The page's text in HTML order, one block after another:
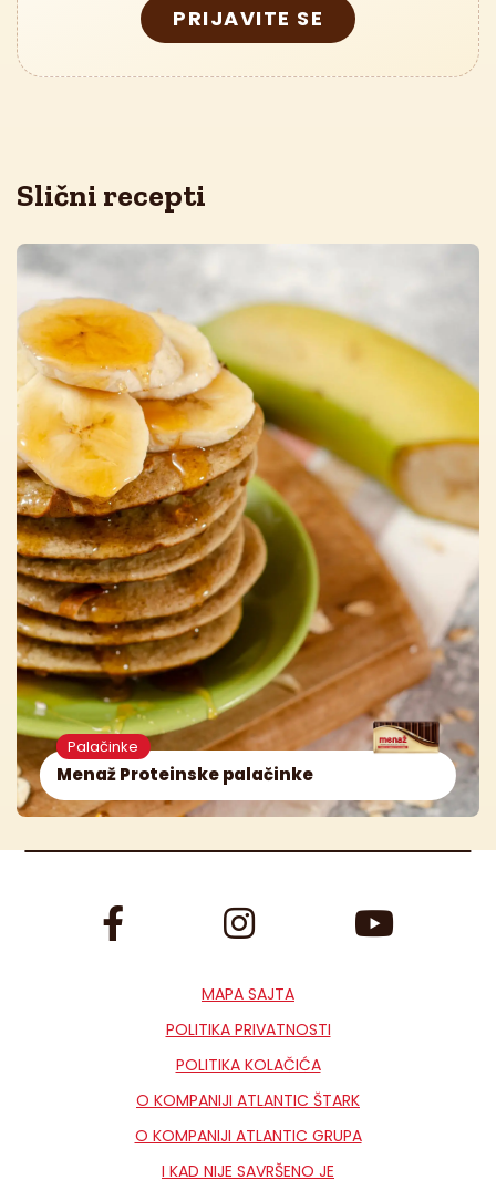
PRIJAVITE SE
Slični recepti
Menaž Proteinske palačinke
Palačinke
MAPA SAJTA
POLITIKA PRIVATNOSTI
POLITIKA KOLAČIĆA
O KOMPANIJI ATLANTIC ŠTARK
O KOMPANIJI ATLANTIC GRUPA
I KAD NIJE SAVRŠENO JE